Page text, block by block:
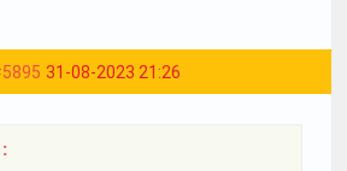
31-08-2023 21:26